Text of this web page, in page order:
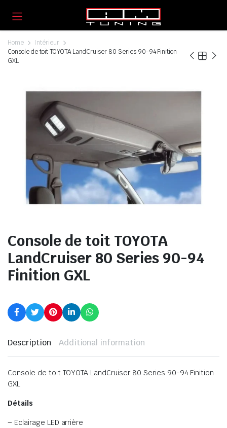
Home
Intérieur
Console de toit TOYOTA LandCruiser 80 Series 90-94 Finition
GXL
Console de toit TOYOTA
LandCruiser 80 Series 90-94
Finition GXL
Description Additional information
Console de toit TOYOTA LandCruiser 80 Series 90-94 Finition
GXL
Détails
– Eclairage LED arrière